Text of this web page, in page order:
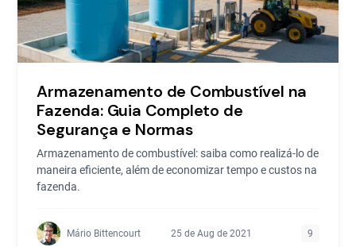
Armazenamento de Combustível na
Fazenda: Guia Completo de
Segurança e Normas
Armazenamento de combustível: saiba como realizá-lo de
maneira eficiente, além de economizar tempo e custos na
fazenda.
Mário Bittencourt 25 de Aug de 2021 9